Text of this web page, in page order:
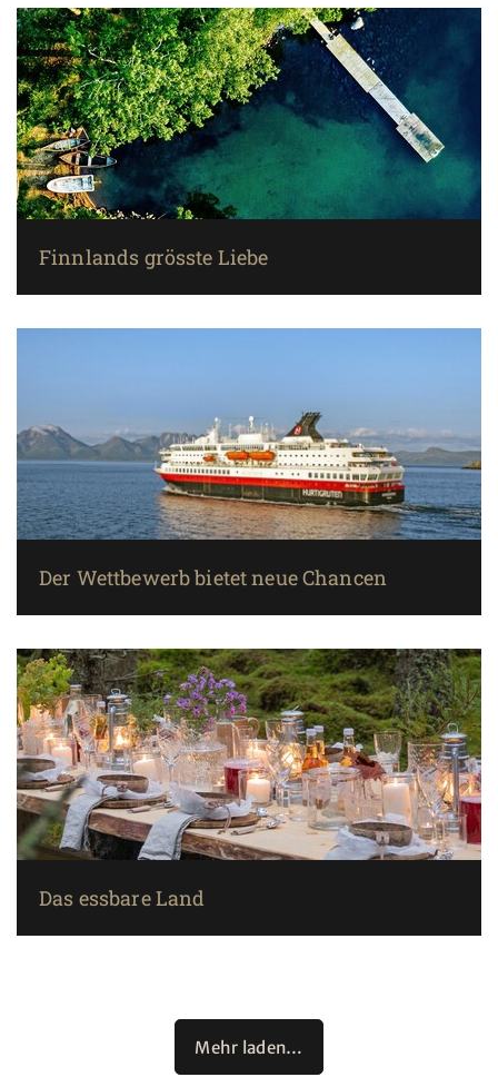
Finnlands grösste Liebe
Der Wettbewerb bietet neue Chancen
Das essbare Land
Mehr laden…